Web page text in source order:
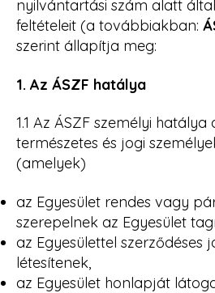
nyilvántartási szám alatt
feltételeit (a továbbiakban:
szerint állapítja meg:
1. Az ÁSZF hatálya
1.1 Az ÁSZF személyi
természetes és jogi
(amelyek)
az Egyesület rendes vagy
szerepelnek az Egyesület
az Egyesülettel szerződéses
létesítenek,
az Egyesület honlapját